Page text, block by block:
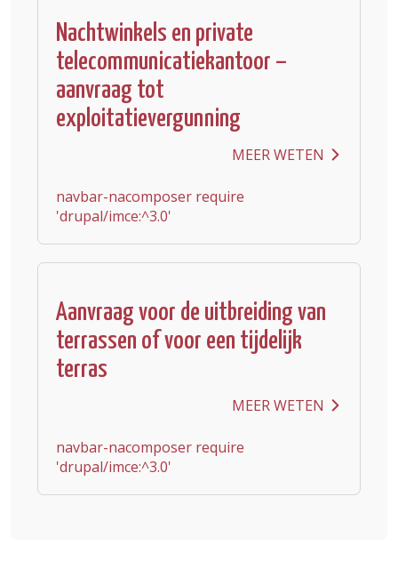
Nachtwinkels en private
telecommunicatiekantoor –
aanvraag tot
exploitatievergunning
MEER WETEN
navbar-nacomposer require
'drupal/imce:^3.0'
Aanvraag voor de uitbreiding van
terrassen of voor een tijdelijk
terras
MEER WETEN
navbar-nacomposer require
'drupal/imce:^3.0'